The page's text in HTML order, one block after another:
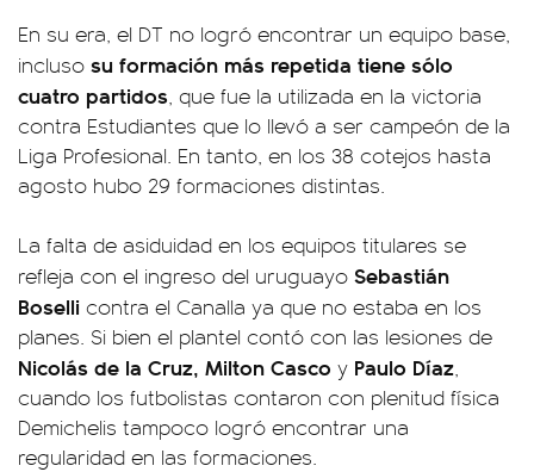
En su era, el DT no logró encontrar un equipo base,
incluso su formación más repetida tiene sólo
cuatro partidos, que fue la utilizada en la victoria
contra Estudiantes que lo llevó a ser campeón de la
Liga Profesional. En tanto, en los 38 cotejos hasta
agosto hubo 29 formaciones distintas.
La falta de asiduidad en los equipos titulares se
refleja con el ingreso del uruguayo Sebastián
Boselli contra el Canalla ya que no estaba en los
planes. Si bien el plantel contó con las lesiones de
Nicolás de la Cruz, Milton Casco y Paulo Díaz,
cuando los futbolistas contaron con plenitud física
Demichelis tampoco logró encontrar una
regularidad en las formaciones.